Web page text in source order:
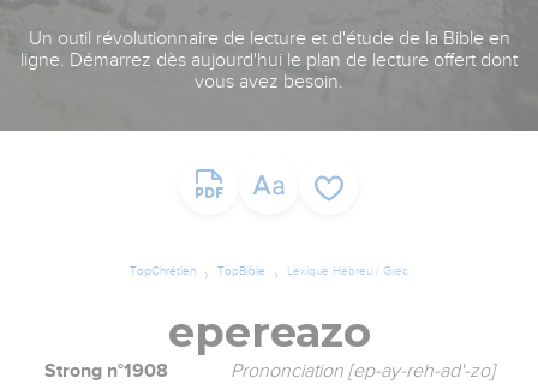
Un outil révolutionnaire de lecture et d'étude de la Bible en
ligne. Démarrez dès aujourd'hui le plan de lecture offert dont
vous avez besoin.
TopChrétien TopBible Lexique Hébreu / Grec
epereazo
Strong n°1908 Prononciation [ep-ay-reh-ad'-zo]